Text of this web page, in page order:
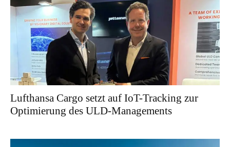
Lufthansa Cargo setzt auf IoT-Tracking zur
Optimierung des ULD-Managements